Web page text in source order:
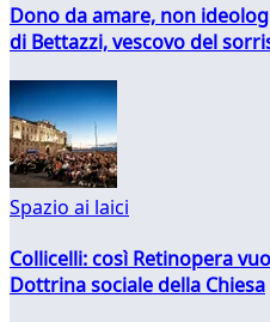
Dono da amare, non
di Bettazzi, vescovo del
Spazio ai laici
Collicelli: così Retinopera
Dottrina sociale della Chiesa